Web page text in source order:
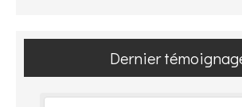
Dernier